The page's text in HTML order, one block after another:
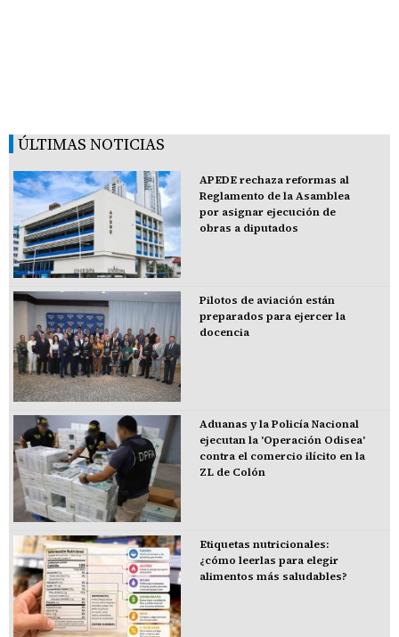
ÚLTIMAS NOTICIAS
APEDE rechaza reformas al
Reglamento de la Asamblea
por asignar ejecución de
obras a diputados
Pilotos de aviación están
preparados para ejercer la
docencia
Aduanas y la Policía Nacional
ejecutan la 'Operación Odisea'
contra el comercio ilícito en la
ZL de Colón
Etiquetas nutricionales:
¿cómo leerlas para elegir
alimentos más saludables?